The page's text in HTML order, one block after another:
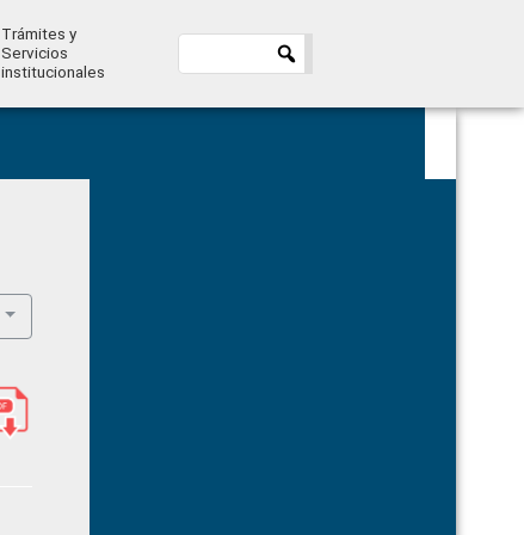
Trámites y
Servicios
institucionales